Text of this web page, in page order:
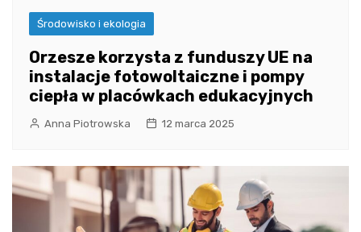
Środowisko i ekologia
Orzesze korzysta z funduszy UE na
instalacje fotowoltaiczne i pompy
ciepła w placówkach edukacyjnych
Anna Piotrowska 12 marca 2025